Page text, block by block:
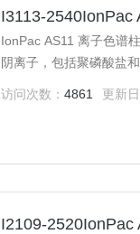
I3113-2540IonPac
IonPac AS11 离子色谱
阴离子，包括聚磷酸盐
访问次数：4861 更新日
I2109-2520IonPac